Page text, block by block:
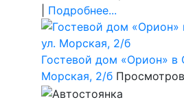
Подробнее...
Гостевой дом «Орион» в
Морская, 2/б